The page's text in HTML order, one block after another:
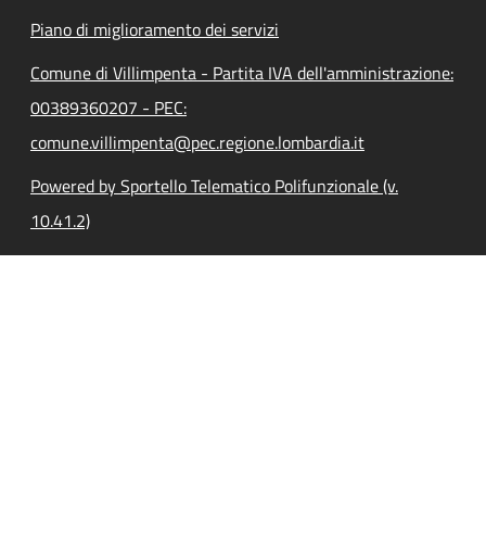
Piano di miglioramento dei servizi
Comune di Villimpenta - Partita IVA dell'amministrazione:
00389360207 - PEC:
comune.villimpenta@pec.regione.lombardia.it
Powered by Sportello Telematico Polifunzionale (v.
10.41.2)